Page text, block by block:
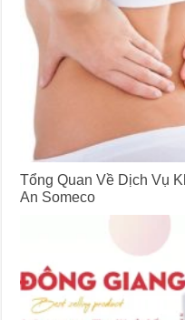
Tổng Quan Về Dịch Vụ
An Someco